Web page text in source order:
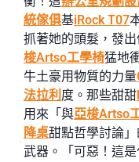
統傢俱基iRock T07
抓著她的頭髮，發
梭Artso工學椅猛地
牛土豪用物質的力量
法拉利 度。那些甜甜
用來「與亞梭Artso
降桌甜點哲學討論
武器。「可惡！這是